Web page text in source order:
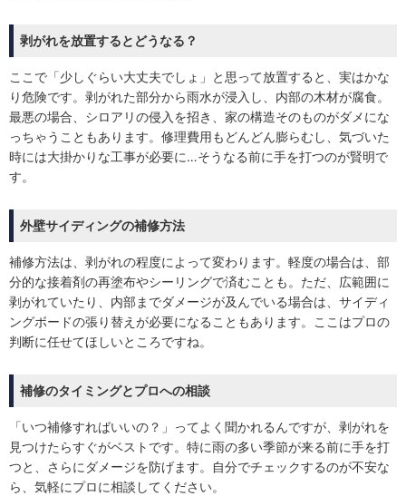
剥がれを放置するとどうなる？
ここで「少しぐらい大丈夫でしょ」と思って放置すると、実はかな
り危険です。剥がれた部分から雨水が浸入し、内部の木材が腐食。
最悪の場合、シロアリの侵入を招き、家の構造そのものがダメにな
っちゃうこともあります。修理費用もどんどん膨らむし、気づいた
時には大掛かりな工事が必要に…そうなる前に手を打つのが賢明で
す。
外壁サイディングの補修方法
補修方法は、剥がれの程度によって変わります。軽度の場合は、部
分的な接着剤の再塗布やシーリングで済むことも。ただ、広範囲に
剥がれていたり、内部までダメージが及んでいる場合は、サイディ
ングボードの張り替えが必要になることもあります。ここはプロの
判断に任せてほしいところですね。
補修のタイミングとプロへの相談
「いつ補修すればいいの？」ってよく聞かれるんですが、剥がれを
見つけたらすぐがベストです。特に雨の多い季節が来る前に手を打
つと、さらにダメージを防げます。自分でチェックするのが不安な
ら、気軽にプロに相談してください。